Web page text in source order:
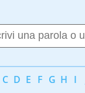
C D E F G H I